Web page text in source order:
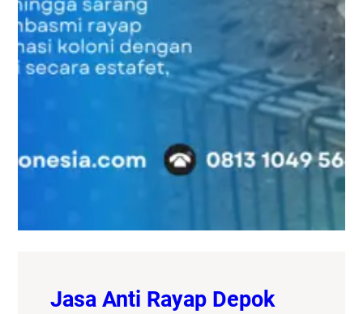
Jasa Anti Rayap Depok